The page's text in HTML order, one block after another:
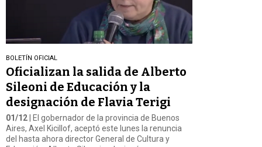
BOLETÍN OFICIAL
Oficializan la salida de Alberto
Sileoni de Educación y la
designación de Flavia Terigi
01/12 | El gobernador de la provincia de Buenos
Aires, Axel Kicillof, aceptó este lunes la renuncia
del hasta ahora director General de Cultura y